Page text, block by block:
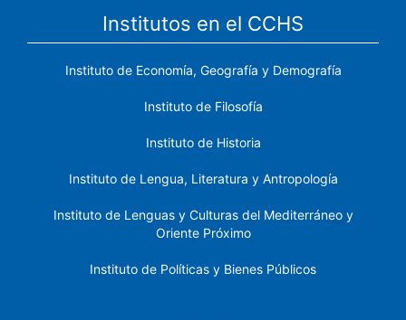
Institutos en el CCHS
Instituto de Economía, Geografía y Demografía
Instituto de Filosofía
Instituto de Historia
Instituto de Lengua, Literatura y Antropología
Instituto de Lenguas y Culturas del Mediterráneo y
Oriente Próximo
Instituto de Políticas y Bienes Públicos